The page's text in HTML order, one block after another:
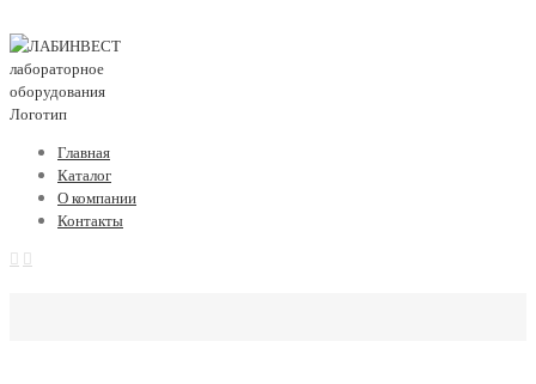
Главная
Каталог
О компании
Контакты